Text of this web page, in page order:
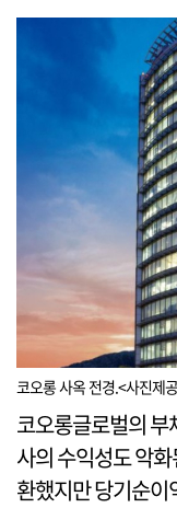
코오롱 사옥 전경.<사진제
코오롱글로벌의
사의 수익성도 악
환했지만 당기순